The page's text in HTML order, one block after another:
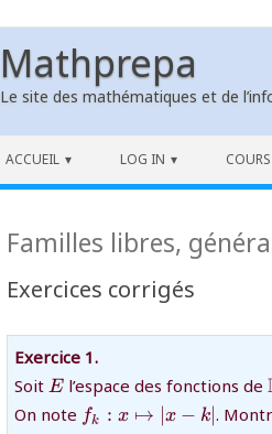
Mathprepa
Le site des mathématiques et de
ACCUEIL LOG IN COURS
Familles libres,
Exercices corrigés
Exercice 1.
Soit {E}
El’espace des fonctions de
On note {f_k:x\mapsto\left|x-
fk : x ↦ x − k ∣.